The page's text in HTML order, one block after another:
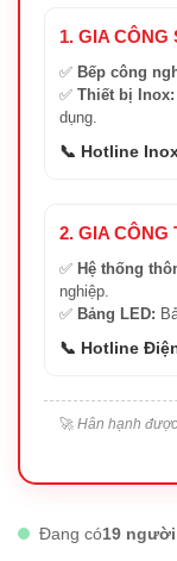
1. GIA CÔNG
✅ Bếp công
✅ Thiết bị Inox:
dụng.
📞 Hotline
2. GIA CÔNG
✅ Hệ thống
nghiệp.
✅ Bảng LED:
📞 Hotline
🚀 Hân hạnh
Đang có19